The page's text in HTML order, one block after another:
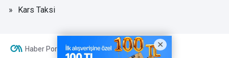
Kars Taksi
Haber Portalı Yazılımı